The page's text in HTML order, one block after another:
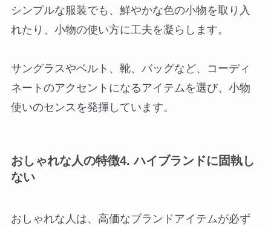
シンプルな服装でも、鮮やかな色の小物を取り入
れたり、小物の使い方に工夫を凝らします。
サングラスやベルト、靴、バッグなど、コーディ
ネートのアクセントになるアイテムを選び、小物
使いのセンスを発揮しています。
おしゃれな人の特徴4. ハイブランドに固執し
ない
おしゃれな人は、高価なブランドアイテムが必ず